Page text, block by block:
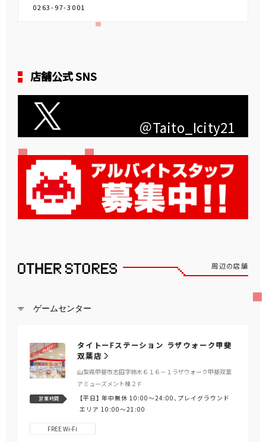
0263-97-3001
店舗公式 SNS
＠Taito_Icity21
周辺の店舗
ゲームセンター
タイトーFステーション ラザウォーク甲斐
双葉店
山梨県甲斐市志田字柿木６１６－１ラザウォーク甲斐双葉
アミューズメント棟２Ｆ
営業時間 【平日】年中無休 10:00～24:00、プレイグラウンド
エリア 10:00～21:00
FREE Wi-Fi